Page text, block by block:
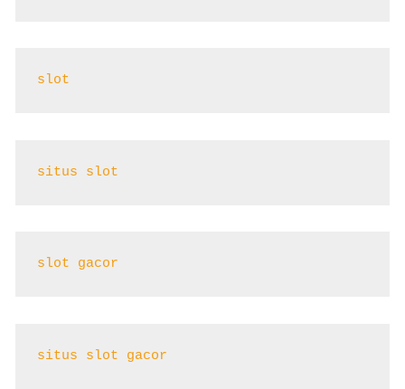
slot
situs slot
slot gacor
situs slot gacor